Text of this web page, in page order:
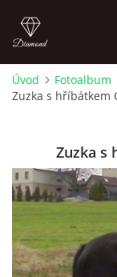
ÚVOD
AKTUALITY
KONTAKT
SLUŽBY
Úvod Fotoalbum
Zuzka s hříbátkem
Zuzka s